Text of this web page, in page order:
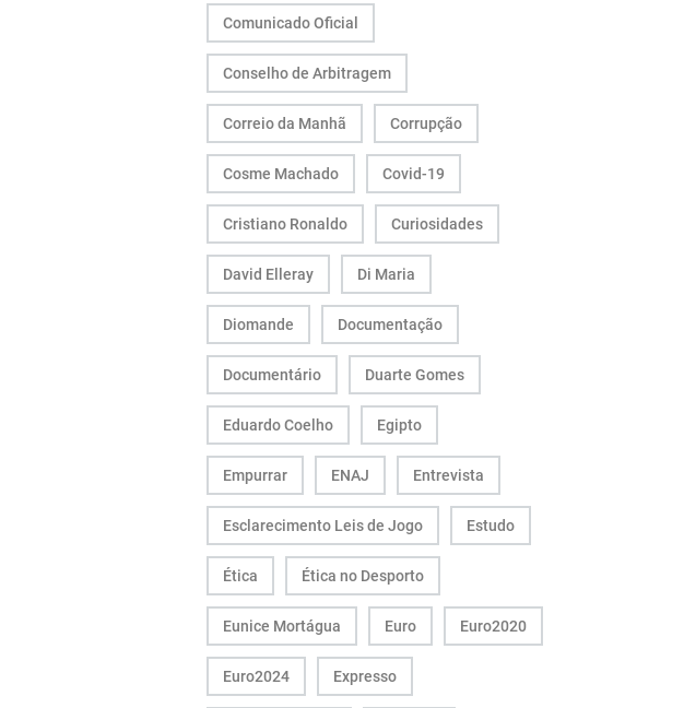
Comunicado Oficial
Conselho de Arbitragem
Correio da Manhã Corrupção
Cosme Machado Covid-19
Cristiano Ronaldo Curiosidades
David Elleray Di Maria
Diomande Documentação
Documentário Duarte Gomes
Eduardo Coelho Egipto
Empurrar ENAJ Entrevista
Esclarecimento Leis de Jogo Estudo
Ética Ética no Desporto
Eunice Mortágua Euro Euro2020
Euro2024 Expresso